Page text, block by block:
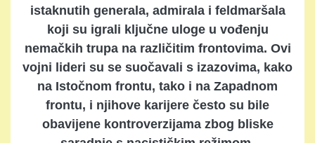
istaknutih generala, admirala i feldmaršala
koji su igrali ključne uloge u vođenju
nemačkih trupa na različitim frontovima. Ovi
vojni lideri su se suočavali s izazovima, kako
na Istočnom frontu, tako i na Zapadnom
frontu, i njihove karijere često su bile
obavijene kontroverzijama zbog bliske